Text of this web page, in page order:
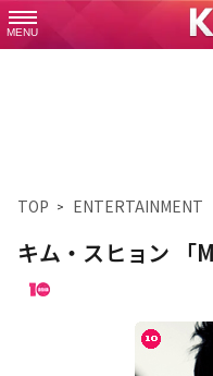
MENU
TOP ENTERTAINMENT
キム・スヒョン 「